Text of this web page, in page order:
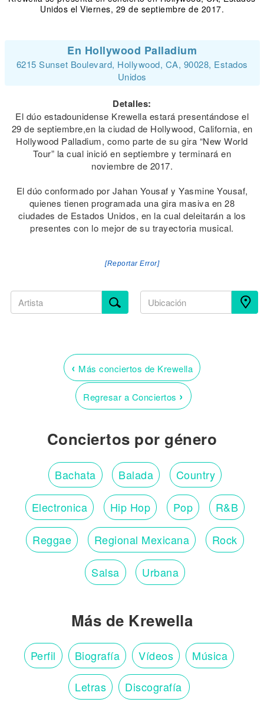
Unidos el Viernes, 29 de septiembre de 2017.
En Hollywood Palladium
6215 Sunset Boulevard, Hollywood, CA, 90028, Estados
Unidos
Detalles:
El dúo estadounidense Krewella estará presentándose el
29 de septiembre,en la ciudad de Hollywood, California, en
Hollywood Palladium, como parte de su gira “New World
Tour” la cual inició en septiembre y terminará en
noviembre de 2017.
El dúo conformado por Jahan Yousaf y Yasmine Yousaf,
quienes tienen programada una gira masiva en 28
ciudades de Estados Unidos, en la cual deleitarán a los
presentes con lo mejor de su trayectoria musical.
[Reportar Error]
‹ Más conciertos de Krewella
Regresar a Conciertos ›
Conciertos por género
Bachata Balada Country
Electronica Hip Hop Pop R&B
Reggae Regional Mexicana Rock
Salsa Urbana
Más de Krewella
Perfil Biografía Vídeos Música
Letras Discografía